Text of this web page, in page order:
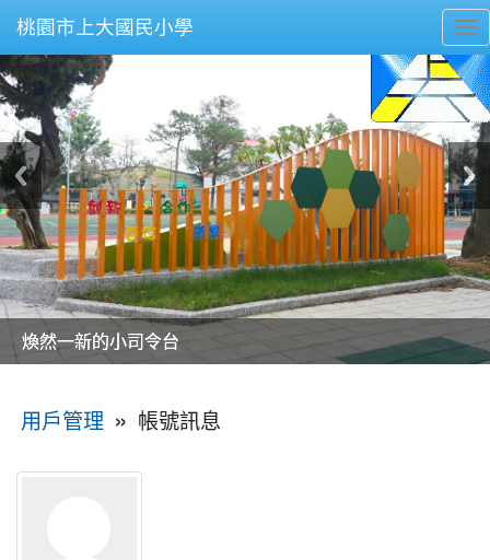
桃園市上大國民小學
美麗的操場是我們活力的來源
美麗的操場是我們活力的來源
煥然一新的小司令台
煥然一新的小司令台
富含桃園埤塘田園風光意象的中廊
富含桃園埤塘田園風光意象的中廊
嶄新的中庭廣場
嶄新的中庭廣場
水生池生生不息
水生池生生不息
用戶管理 » 帳號訊息